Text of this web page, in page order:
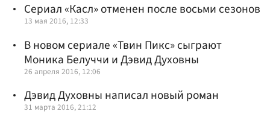
Сериал «Касл» отменен после восьми сезонов
13 мая 2016, 12:33
В новом сериале «Твин Пикс» сыграют
Моника Белуччи и Дэвид Духовны
26 апреля 2016, 12:06
Дэвид Духовны написал новый роман
31 марта 2016, 21:12